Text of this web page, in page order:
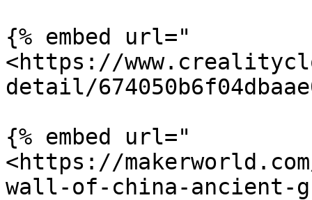
{% embed url="
<https://
detail/
{% embed url="
<https://
wall-of-china-ancient-